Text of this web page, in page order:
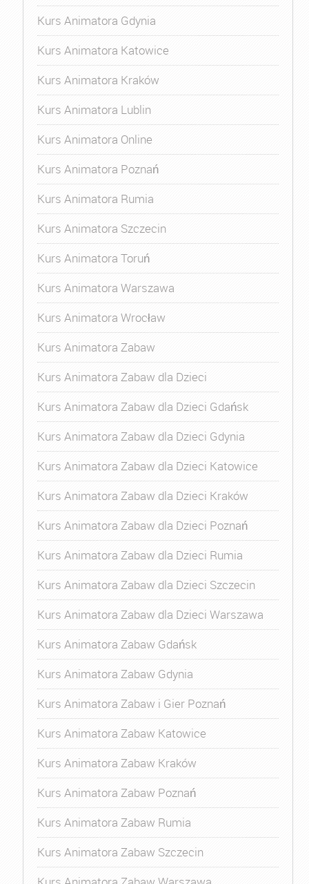
Kurs Animatora Gdynia
Kurs Animatora Katowice
Kurs Animatora Kraków
Kurs Animatora Lublin
Kurs Animatora Online
Kurs Animatora Poznań
Kurs Animatora Rumia
Kurs Animatora Szczecin
Kurs Animatora Toruń
Kurs Animatora Warszawa
Kurs Animatora Wrocław
Kurs Animatora Zabaw
Kurs Animatora Zabaw dla Dzieci
Kurs Animatora Zabaw dla Dzieci Gdańsk
Kurs Animatora Zabaw dla Dzieci Gdynia
Kurs Animatora Zabaw dla Dzieci Katowice
Kurs Animatora Zabaw dla Dzieci Kraków
Kurs Animatora Zabaw dla Dzieci Poznań
Kurs Animatora Zabaw dla Dzieci Rumia
Kurs Animatora Zabaw dla Dzieci Szczecin
Kurs Animatora Zabaw dla Dzieci Warszawa
Kurs Animatora Zabaw Gdańsk
Kurs Animatora Zabaw Gdynia
Kurs Animatora Zabaw i Gier Poznań
Kurs Animatora Zabaw Katowice
Kurs Animatora Zabaw Kraków
Kurs Animatora Zabaw Poznań
Kurs Animatora Zabaw Rumia
Kurs Animatora Zabaw Szczecin